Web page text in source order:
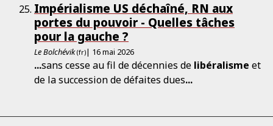
Impérialisme US déchaîné, RN aux
portes du pouvoir - Quelles tâches
pour la gauche ?
Le Bolchévik (fr)| 16 mai 2026
...sans cesse au fil de décennies de libéralisme et
de la succession de défaites dues...